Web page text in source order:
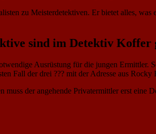
zu Meisterdetektiven. Er bietet alles,
sind im Detektiv
Ausrüstung für die jungen Ermittler.
Fall der drei ??? mit der Adresse aus Rocky
muss der angehende Privatermittler erst